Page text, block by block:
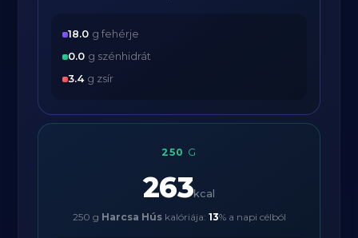
18.0 g fehérje
0.0 g szénhidrát
3.4 g zsír
250 G
263kcal
250 g Harcsa Húskalóriája: 13% a napi célból